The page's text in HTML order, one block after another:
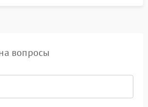
вопросы